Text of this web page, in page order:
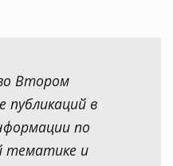
Втором
публикаций в
по
тематике и